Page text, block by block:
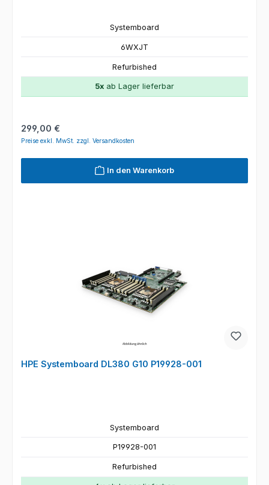
Systemboard
6WXJT
Refurbished
5x ab Lager lieferbar
Regulärer Preis:
299,00 €
Preise exkl. MwSt. zzgl. Versandkosten
In den Warenkorb
HPE Systemboard DL380 G10 P19928-001
Systemboard
P19928-001
Refurbished